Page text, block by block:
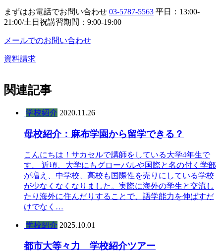
まずはお電話でお問い合わせ 03-5787-5563 平日：13:00-
21:00/土日祝講習期間：9:00-19:00
メールでのお問い合わせ
資料請求
関連記事
学校紹介 2020.11.26
母校紹介：麻布学園から留学できる？
こんにちは！サカセルで講師をしている大学4年生で
す。 近頃、大学にもグローバルや国際と名の付く学部
が増え、中学校、高校も国際性を売りにしている学校
が少なくなくなりました。実際に海外の学生と交流し
たり海外に住んだりすることで、語学能力を伸ばすだ
けでなく…
学校紹介 2025.10.01
都市大等々力 学校紹介ツアー